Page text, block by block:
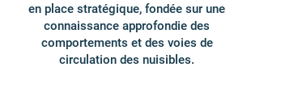
en place stratégique, fondée sur une
connaissance approfondie des
comportements et des voies de
circulation des nuisibles.